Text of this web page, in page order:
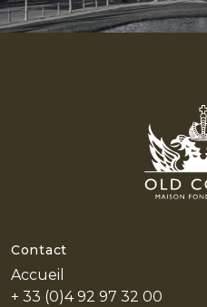
PARCOURS
LE CENTRE DE
Contact
Accueil
+ 33 (0)4 92 97 32 00